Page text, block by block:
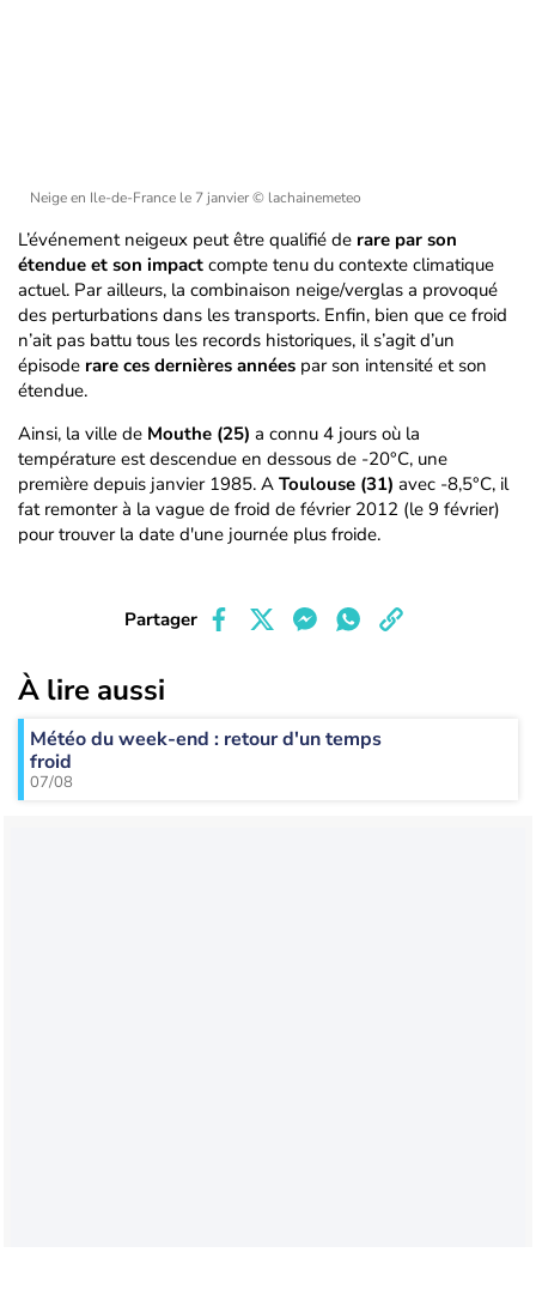
Neige en Ile-de-France le 7 janvier© lachainemeteo
L’événement neigeux peut être qualifié de rare par son
étendue et son impact compte tenu du contexte climatique
actuel. Par ailleurs, la combinaison neige/verglas a provoqué
des perturbations dans les transports. Enfin, bien que ce froid
n’ait pas battu tous les records historiques, il s’agit d’un
épisode rare ces dernières années par son intensité et son
étendue.
Ainsi, la ville de Mouthe (25) a connu 4 jours où la
température est descendue en dessous de -20°C, une
première depuis janvier 1985. A Toulouse (31) avec -8,5°C, il
fat remonter à la vague de froid de février 2012 (le 9 février)
pour trouver la date d'une journée plus froide.
Partager
À lire aussi
Météo du week-end : retour d'un temps
froid
07/08